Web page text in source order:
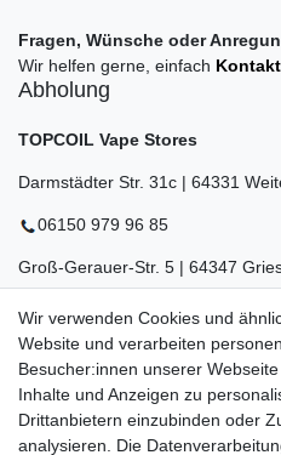
Fragen, Wünsche oder
Wir helfen gerne, einfach Kontakt
Abholung
TOPCOIL Vape Stores
Darmstädter Str. 31c | 64331
06150 979 96 85
Groß-Gerauer-Str. 5 | 64347
06155 834 88 58
Eberstädter Str. 21 | 64319
06157 984 88 55
Öffnungszeiten finden Sie hier:
Wir verwenden Cookies und
Website und verarbeiten
Besucher:innen unserer
Inhalte und Anzeigen zu
Drittanbietern einzubinden oder
analysieren. Die